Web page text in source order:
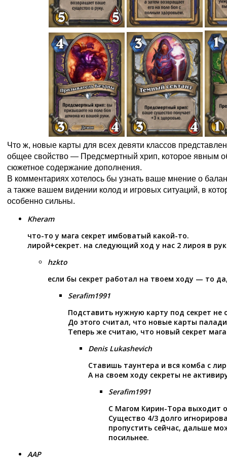
Что ж, новые карты для всех девяти классов
общее свойство — Предсмертный хрип, которое явным
сюжетное содержание дополнения.
В комментариях хотелось бы узнать ваше мнение о
а также вашем видении колод и игровых ситуаций, в
особенно сильны.
Kheram
что-то у мага секрет имбоватый какой-то.
лирой+секрет. на следующий ход у нас 2 лироя в
hzkto
если бы секрет работал на твоем ходу — то
Serafim1991
Подставить нужную карту под секрет не
До этого считал, что новые карты
Теперь же считаю, что новый секрет
Denis Lukashevich
Ставишь таунтера и вся комба с
А на своем ходу секреты не
Serafim1991
С Магом Кирин-Тора выходит
Существо 4/3 долго
пропустить сейчас, дальше
посильнее.
AAP